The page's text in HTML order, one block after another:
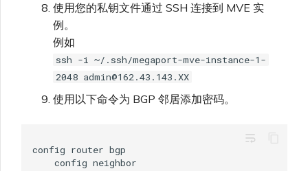
使用您的私钥文件通过 SSH 连接到 MVE 实
例。
例如
ssh -i ~/.ssh/megaport-mve-instance-1-
2048 admin@162.43.143.XX
使用以下命令为 BGP 邻居添加密码。
wrap_text